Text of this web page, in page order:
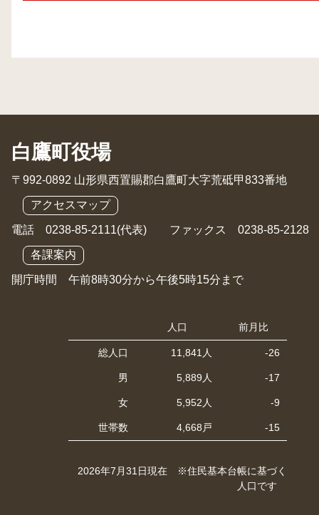
白鷹町役場
〒992-0892 山形県西置賜郡白鷹町大字荒砥甲833番地
アクセスマップ
電話 0238-85-2111(代表) ファックス 0238-85-2128
各課案内
開庁時間 午前8時30分から午後5時15分まで
人口 前月比
総人口 11,841人 -26
男 5,889人 -17
女 5,952人 -9
世帯数 4,668戸 -15
2026年7月31日現在 ※住民基本台帳に基づく
人口です